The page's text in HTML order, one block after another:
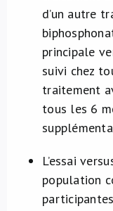
d’un autre
principale
suivi chez
traitement
tous les 6
L’essai
population